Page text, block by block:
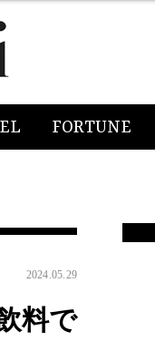
FORTUNE
2024.05.29
料で